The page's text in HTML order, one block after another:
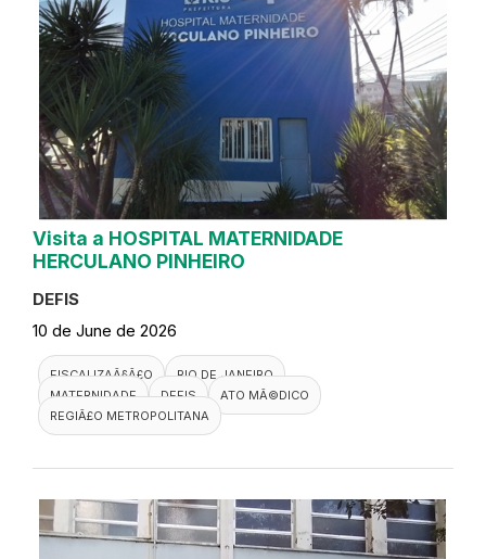
Visita a HOSPITAL MATERNIDADE
HERCULANO PINHEIRO
DEFIS
10 de June de 2026
FISCALIZAÃ§Ã£O
RIO DE JANEIRO
MATERNIDADE
DEFIS
ATO MÃ©DICO
REGIÃ£O METROPOLITANA